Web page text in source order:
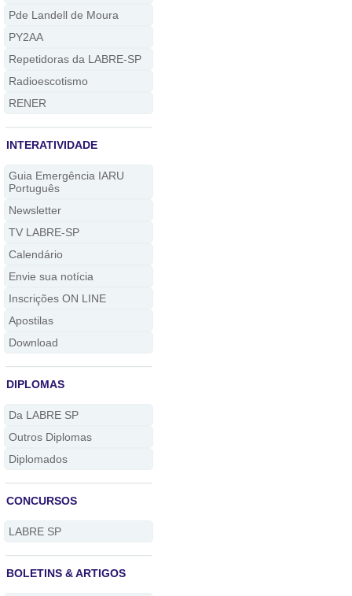
Pde Landell de Moura
PY2AA
Repetidoras da LABRE-SP
Radioescotismo
RENER
INTERATIVIDADE
Guia Emergência IARU
Português
Newsletter
TV LABRE-SP
Calendário
Envie sua notícia
Inscrições ON LINE
Apostilas
Download
DIPLOMAS
Da LABRE SP
Outros Diplomas
Diplomados
CONCURSOS
LABRE SP
BOLETINS & ARTIGOS